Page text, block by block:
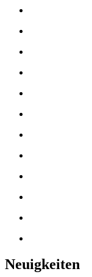
Neuigkeiten